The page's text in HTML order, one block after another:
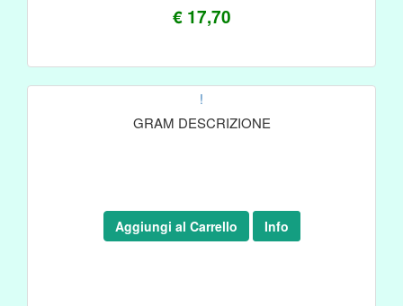
€ 17,70
!
GRAM DESCRIZIONE
Aggiungi al Carrello Info